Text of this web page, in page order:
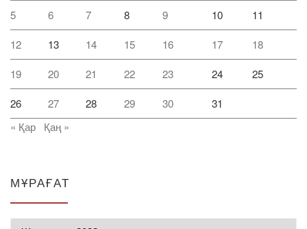
5 6 7 8 9 10 11
12 13 14 15 16 17 18
19 20 21 22 23 24 25
26 27 28 29 30
31
« Қар
Қаң »
МҰРАҒАТ